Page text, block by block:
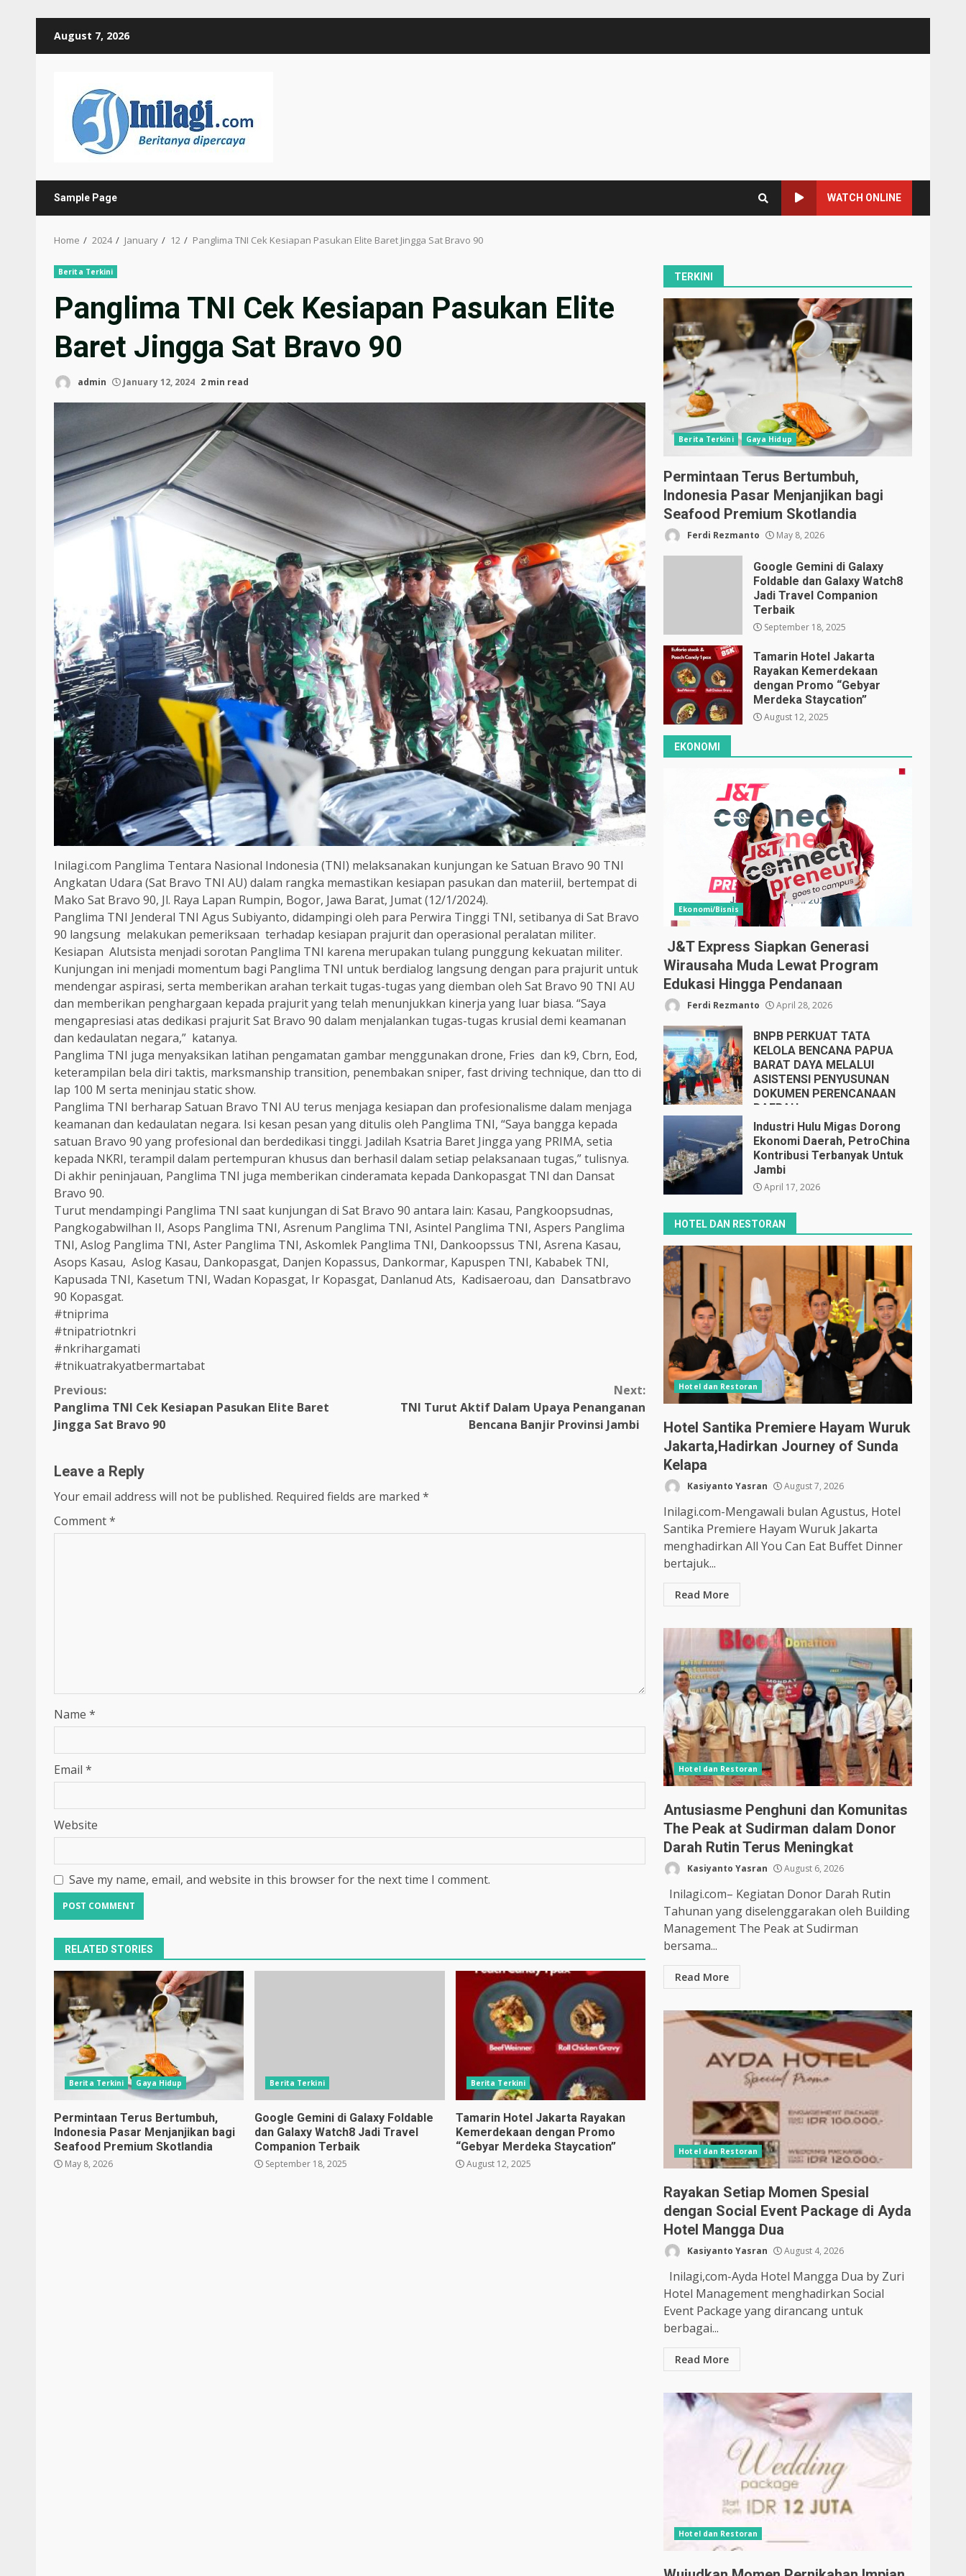
August 7, 2026
Sample Page WATCH ONLINE
Home 2024 January 12 Panglima TNI Cek Kesiapan Pasukan Elite Baret Jingga Sat Bravo 90
Berita Terkini
Panglima TNI Cek Kesiapan Pasukan Elite
Baret Jingga Sat Bravo 90
admin January 12, 2024 2 min read
Inilagi.com Panglima Tentara Nasional Indonesia (TNI) melaksanakan kunjungan ke Satuan Bravo 90 TNI
Angkatan Udara (Sat Bravo TNI AU) dalam rangka memastikan kesiapan pasukan dan materiil, bertempat di
Mako Sat Bravo 90, Jl. Raya Lapan Rumpin, Bogor, Jawa Barat, Jumat (12/1/2024).
Panglima TNI Jenderal TNI Agus Subiyanto, didampingi oleh para Perwira Tinggi TNI, setibanya di Sat Bravo
90 langsung melakukan pemeriksaan terhadap kesiapan prajurit dan operasional peralatan militer.
Kesiapan Alutsista menjadi sorotan Panglima TNI karena merupakan tulang punggung kekuatan militer.
Kunjungan ini menjadi momentum bagi Panglima TNI untuk berdialog langsung dengan para prajurit untuk
mendengar aspirasi, serta memberikan arahan terkait tugas-tugas yang diemban oleh Sat Bravo 90 TNI AU
dan memberikan penghargaan kepada prajurit yang telah menunjukkan kinerja yang luar biasa. “Saya
mengapresiasi atas dedikasi prajurit Sat Bravo 90 dalam menjalankan tugas-tugas krusial demi keamanan
dan kedaulatan negara,” katanya.
Panglima TNI juga menyaksikan latihan pengamatan gambar menggunakan drone, Fries dan k9, Cbrn, Eod,
keterampilan bela diri taktis, marksmanship transition, penembakan sniper, fast driving technique, dan tto di
lap 100 M serta meninjau static show.
Panglima TNI berharap Satuan Bravo TNI AU terus menjaga kesiapan dan profesionalisme dalam menjaga
keamanan dan kedaulatan negara. Isi kesan pesan yang ditulis oleh Panglima TNI, “Saya bangga kepada
satuan Bravo 90 yang profesional dan berdedikasi tinggi. Jadilah Ksatria Baret Jingga yang PRIMA, setia
kepada NKRI, terampil dalam pertempuran khusus dan berhasil dalam setiap pelaksanaan tugas,” tulisnya.
Di akhir peninjauan, Panglima TNI juga memberikan cinderamata kepada Dankopasgat TNI dan Dansat
Bravo 90.
Turut mendampingi Panglima TNI saat kunjungan di Sat Bravo 90 antara lain: Kasau, Pangkoopsudnas,
Pangkogabwilhan II, Asops Panglima TNI, Asrenum Panglima TNI, Asintel Panglima TNI, Aspers Panglima
TNI, Aslog Panglima TNI, Aster Panglima TNI, Askomlek Panglima TNI, Dankoopssus TNI, Asrena Kasau,
Asops Kasau, Aslog Kasau, Dankopasgat, Danjen Kopassus, Dankormar, Kapuspen TNI, Kababek TNI,
Kapusada TNI, Kasetum TNI, Wadan Kopasgat, Ir Kopasgat, Danlanud Ats, Kadisaeroau, dan Dansatbravo
90 Kopasgat.
#tniprima
#tnipatriotnkri
#nkrihargamati
#tnikuatrakyatbermartabat
Continue
Reading
Previous:
Panglima TNI Cek Kesiapan Pasukan Elite Baret
Jingga Sat Bravo 90
Next:
TNI Turut Aktif Dalam Upaya Penanganan
Bencana Banjir Provinsi Jambi
Leave a Reply
Your email address will not be published. Required fields are marked *
Comment*
Name *
Email *
Website
Save my name, email, and website in this browser for the next time I comment.
RELATED STORIES
Berita Terkini Gaya Hidup
Permintaan Terus Bertumbuh,
Indonesia Pasar Menjanjikan bagi
Seafood Premium Skotlandia
May 8, 2026
Berita Terkini
Google Gemini di Galaxy Foldable
dan Galaxy Watch8 Jadi Travel
Companion Terbaik
September 18, 2025
Berita Terkini
Tamarin Hotel Jakarta Rayakan
Kemerdekaan dengan Promo
“Gebyar Merdeka Staycation”
August 12, 2025
TERKINI
Berita Terkini Gaya Hidup
Permintaan Terus Bertumbuh,
Indonesia Pasar Menjanjikan bagi
Seafood Premium Skotlandia
Ferdi Rezmanto May 8, 2026
Google Gemini di Galaxy
Foldable dan Galaxy Watch8
Jadi Travel Companion
Terbaik
September 18, 2025
Tamarin Hotel Jakarta
Rayakan Kemerdekaan
dengan Promo “Gebyar
Merdeka Staycation”
August 12, 2025
EKONOMI
Ekonomi/Bisnis
J&T Express Siapkan Generasi
Wirausaha Muda Lewat Program
Edukasi Hingga Pendanaan
Ferdi Rezmanto April 28, 2026
BNPB PERKUAT TATA
KELOLA BENCANA PAPUA
BARAT DAYA MELALUI
ASISTENSI PENYUSUNAN
DOKUMEN PERENCANAAN
DAERAH
April 17, 2026
Industri Hulu Migas Dorong
Ekonomi Daerah, PetroChina
Kontribusi Terbanyak Untuk
Jambi
April 17, 2026
HOTEL DAN RESTORAN
Hotel dan Restoran
Hotel Santika Premiere Hayam Wuruk
Jakarta,Hadirkan Journey of Sunda
Kelapa
Kasiyanto Yasran August 7, 2026
Inilagi.com-Mengawali bulan Agustus, Hotel
Santika Premiere Hayam Wuruk Jakarta
menghadirkan All You Can Eat Buffet Dinner
bertajuk...
Read More
Hotel dan Restoran
Antusiasme Penghuni dan Komunitas
The Peak at Sudirman dalam Donor
Darah Rutin Terus Meningkat
Kasiyanto Yasran August 6, 2026
Inilagi.com– Kegiatan Donor Darah Rutin
Tahunan yang diselenggarakan oleh Building
Management The Peak at Sudirman
bersama...
Read More
Hotel dan Restoran
Rayakan Setiap Momen Spesial
dengan Social Event Package di Ayda
Hotel Mangga Dua
Kasiyanto Yasran August 4, 2026
Inilagi,com-Ayda Hotel Mangga Dua by Zuri
Hotel Management menghadirkan Social
Event Package yang dirancang untuk
berbagai...
Read More
Hotel dan Restoran